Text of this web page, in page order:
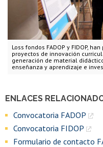
Loss fondos FADOP y FIDOP,
proyectos de innovación
generación de material
enseñanza y aprendizaje e
ENLACES
Convocatoria FADOP
Convocatoria FIDOP
Formulario de contacto